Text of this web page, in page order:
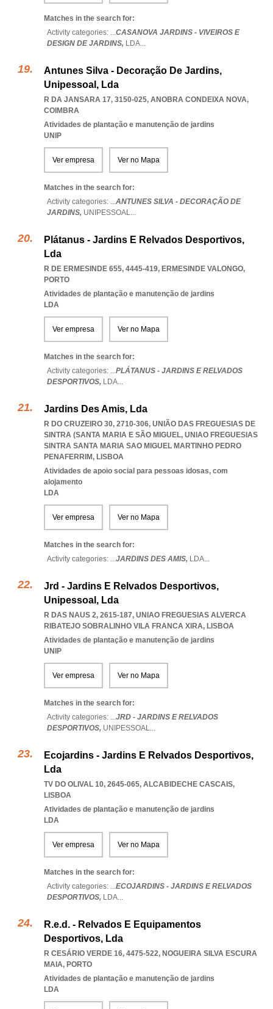
Matches in the search for:
Activity categories: ...CASANOVA JARDINS - VIVEIROS E
DESIGN DE JARDINS, LDA...
Antunes Silva - Decoração De Jardins,
Unipessoal, Lda
R DA JANSARA 17, 3150-025, ANOBRA CONDEIXA NOVA,
COIMBRA
Atividades de plantação e manutenção de jardins
UNIP
Ver empresa Ver no Mapa
Matches in the search for:
Activity categories: ...ANTUNES SILVA - DECORAÇÃO DE
JARDINS, UNIPESSOAL...
Plátanus - Jardins E Relvados Desportivos,
Lda
R DE ERMESINDE 655, 4445-419, ERMESINDE VALONGO,
PORTO
Atividades de plantação e manutenção de jardins
LDA
Ver empresa Ver no Mapa
Matches in the search for:
Activity categories: ...PLÁTANUS - JARDINS E RELVADOS
DESPORTIVOS, LDA...
Jardins Des Amis, Lda
R DO CRUZEIRO 30, 2710-306, UNIÃO DAS FREGUESIAS DE
SINTRA (SANTA MARIA E SÃO MIGUEL, UNIAO FREGUESIAS
SINTRA SANTA MARIA SAO MIGUEL MARTINHO PEDRO
PENAFERRIM, LISBOA
Atividades de apoio social para pessoas idosas, com
alojamento
LDA
Ver empresa Ver no Mapa
Matches in the search for:
Activity categories: ...JARDINS DES AMIS, LDA...
Jrd - Jardins E Relvados Desportivos,
Unipessoal, Lda
R DAS NAUS 2, 2615-187, UNIAO FREGUESIAS ALVERCA
RIBATEJO SOBRALINHO VILA FRANCA XIRA, LISBOA
Atividades de plantação e manutenção de jardins
UNIP
Ver empresa Ver no Mapa
Matches in the search for:
Activity categories: ...JRD - JARDINS E RELVADOS
DESPORTIVOS, UNIPESSOAL...
Ecojardins - Jardins E Relvados Desportivos,
Lda
TV DO OLIVAL 10, 2645-065, ALCABIDECHE CASCAIS,
LISBOA
Atividades de plantação e manutenção de jardins
LDA
Ver empresa Ver no Mapa
Matches in the search for:
Activity categories: ...ECOJARDINS - JARDINS E RELVADOS
DESPORTIVOS, LDA...
R.e.d. - Relvados E Equipamentos
Desportivos, Lda
R CESÁRIO VERDE 16, 4475-522, NOGUEIRA SILVA ESCURA
MAIA, PORTO
Atividades de plantação e manutenção de jardins
LDA